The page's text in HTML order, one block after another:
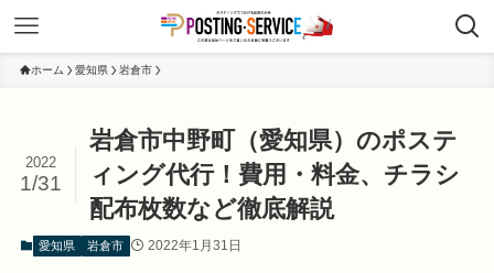
ホーム 愛知県 岩倉市
岩倉市中野町（愛知県）のポステ
ィング代行！費用・料金、チラシ
配布枚数など徹底解説
2022
1/31
愛知県 岩倉市 2022年1月31日